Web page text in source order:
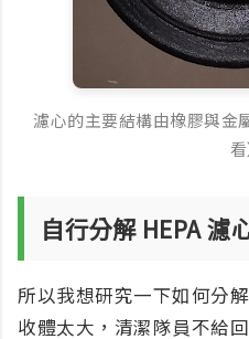
濾心的主要結構由橡膠與金
看
自行分解 HEPA 濾
所以我想研究一下如何分
收體太大，清潔隊員不給